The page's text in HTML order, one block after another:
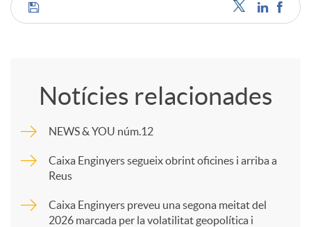
C
p
a
Notícies relacionades
NEWS & YOU núm.12
Caixa Enginyers segueix obrint oficines i arriba a
Reus
Caixa Enginyers preveu una segona meitat del
2026 marcada per la volatilitat geopolítica i